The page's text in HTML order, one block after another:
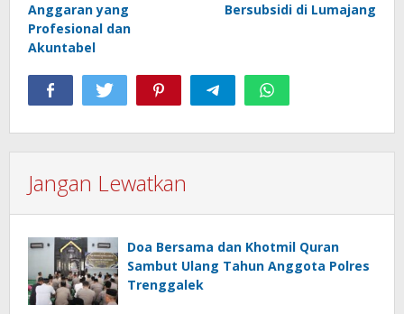
Anggaran yang
Profesional dan
Akuntabel
Bersubsidi di Lumajang
Jangan Lewatkan
Doa Bersama dan Khotmil Quran
Sambut Ulang Tahun Anggota Polres
Trenggalek